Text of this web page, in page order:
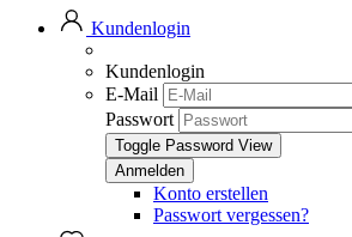
Kundenlogin
Kundenlogin
E-Mail
Passwort
Toggle Password View
Konto erstellen
Passwort vergessen?